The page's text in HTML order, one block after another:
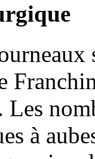
Les
à